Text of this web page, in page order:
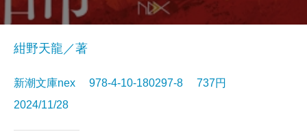
紺野天龍／著
新潮文庫nex 978-4-10-180297-8 737円
2024/11/28